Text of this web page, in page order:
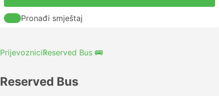
Pronađi smještaj
PrijevozniciReserved Bus 🚌
Reserved Bus